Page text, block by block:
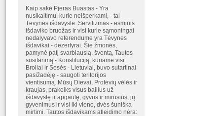
Kaip sakė Pjeras Buastas - Yra
nusikaltimų, kurie neišperkami, - tai
Tėvynės išdavystė. Servilizmas - esminis
išdaviko bruožas ir visi kurie sąmoningai
nedalyvavo referendume yra Tėvynės
išdavikai - dezertyrai. Šie žmonės,
pamynė patį svarbiausią, šventą, Tautos
susitarimą - Konstituciją, kuriame visi
Broliai ir Sesės - Lietuviai, buvo sutartinai
pasižadėję - saugoti teritorijos
vientisumą. Mūsų Dievai, Protėvių vėlės ir
kraujas, prakeiks visus bailius už
išdavystę ir apgaulę, gyvus ir mirusius, jų
gyvenimus ir visi iki vieno, dvės šuniška
mirtimi. Tautos išdavikams atleidimo nėra: